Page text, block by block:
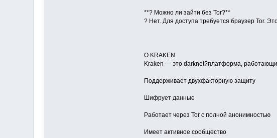
**? Можно ли зайти без Tor?**
? Нет. Для доступа требуется браузер Tor.
О KRAKEN
Kraken — это darknet?платформа,
Поддерживает двухфакторную защиту
Шифрует данные
Работает через Tor с полной анонимностью
Имеет активное сообщество